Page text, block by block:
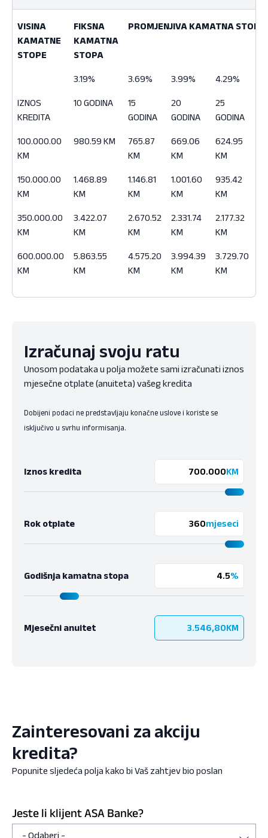
VISINA
KAMATNE
STOPE
FIKSNA
KAMATNA
STOPA
PROMJENJIVA KAMATNA STOPA
STOPE
FIKSNA
STOPA
PROMJENJIVA KAMATNA STOPA
3.19% 3.69% 3.99% 4.29%
IZNOS
KREDITA
10 GODINA
15
GODINA
20
GODINA
25
GODINA
100.000.00
KM
980.59 KM
765.87
KM
669.06
KM
624.95
KM
150.000.00
KM
1.468.89
KM
1.146.81
KM
1.001.60
KM
935.42
KM
350.000.00
KM
3.422.07
KM
2.670.52
KM
2.331.74
KM
2.177.32
KM
600.000.00
KM
5.863.55
KM
4.575.20
KM
3.994.39
KM
3.729.70
KM
Izračunaj svoju ratu
Unosom podataka u polja možete sami izračunati iznos
mjesečne otplate (anuiteta) vašeg kredita
Dobijeni podaci ne predstavljaju konačne uslove i koriste se
isključivo u svrhu informisanja.
Iznos kredita KM
Rok otplate mjeseci
Godišnja kamatna stopa %
Mjesečni anuitet 3.546,80KM
Zainteresovani za akciju
kredita?
Popunite sljedeća polja kako bi Vaš zahtjev bio poslan
Jeste li klijent ASA Banke?